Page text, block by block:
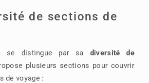
de sections de
se distingue par sa diversité de
plusieurs sections pour couvrir
de voyage :